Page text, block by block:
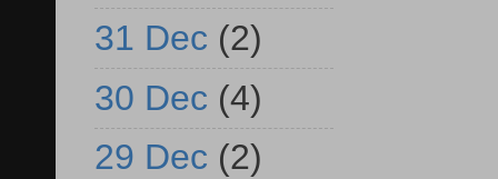
31 Dec (2)
30 Dec (4)
29 Dec (2)